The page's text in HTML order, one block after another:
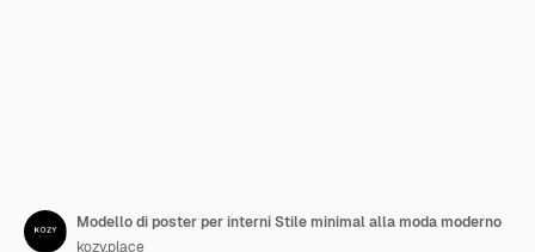
Modello di poster per interni Stile minimal alla moda moderno
kozy.place